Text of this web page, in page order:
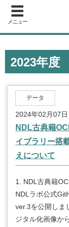
メニュー
2023年度
データ
2024年02月07日
NDL古典籍
イブラリー搭
えについて
1. NDL古典籍
NDLラボ公式
ver.3を公開しま
ジタル化画像か